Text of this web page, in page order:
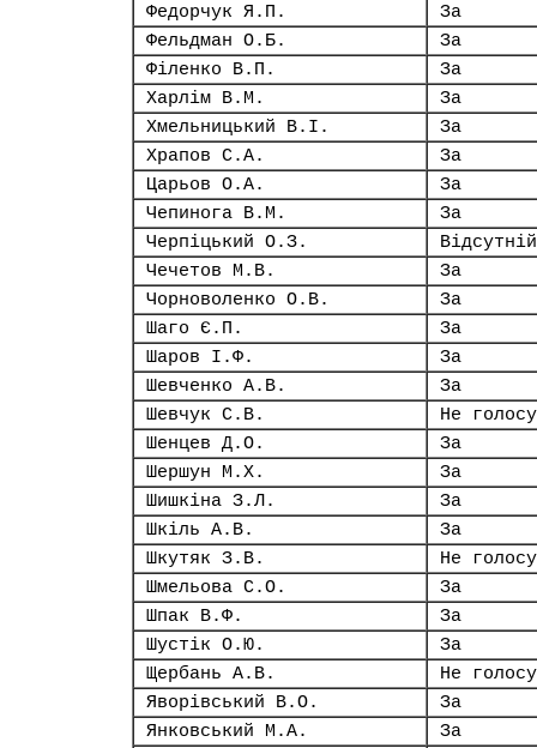
Федорчук Я.П.
За
Фельдман О.Б.
За
Філенко В.П.
За
Харлім В.М.
За
Хмельницький В.І.
За
Храпов С.А.
За
Царьов О.А.
За
Чепинога В.М.
За
Черпіцький О.З.
Відсутній
Чечетов М.В.
За
Чорноволенко О.В.
За
Шаго Є.П.
За
Шаров І.Ф.
За
Шевченко А.В.
За
Шевчук С.В.
Не
Шенцев Д.О.
За
Шершун М.Х.
За
Шишкіна З.Л.
За
Шкіль А.В.
За
Шкутяк З.В.
Не
Шмельова С.О.
За
Шпак В.Ф.
За
Шустік О.Ю.
За
Щербань А.В.
Не
Яворівський В.О.
За
Янковський М.А.
За